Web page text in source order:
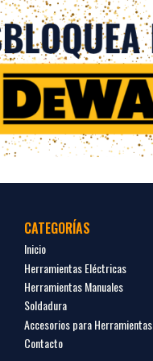
CATEGORÍAS
Inicio
Herramientas Eléctricas
Herramientas Manuales
Soldadura
Accesorios para Herramientas
Contacto